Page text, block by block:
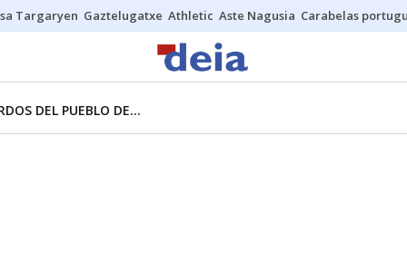
Targaryen Gaztelugatxe Athletic Aste Nagusia Carabelas
DEL PUEBLO DE...